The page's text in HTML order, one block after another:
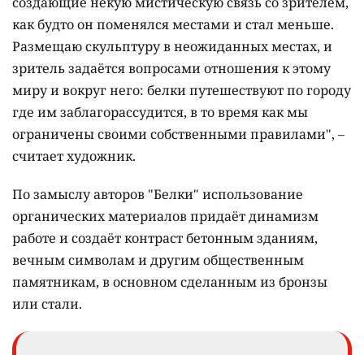
как будто он поменялся местами и стал меньше.
Размещаю скульптуру в неожиданных местах, и
зритель задаётся вопросами отношения к этому
миру и вокруг него: белки путешествуют по городу
где им заблагорассудится, в то время как мы
ограничены своими собственными правилами", –
считает художник.
По замыслу авторов "Белки" использование
органических материалов придаёт динамизм
работе и создаёт контраст бетонным зданиям,
вечным символам и другим общественным
памятникам, в основном сделанным из бронзы
или стали.